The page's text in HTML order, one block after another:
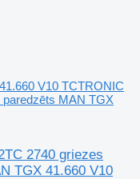
V10 TCTRONIC
MAN TGX
2740 griezes
TGX 41.660 V10